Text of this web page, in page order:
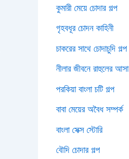
কুমারী মেয়ে চোদার গল্প
গৃহবধূর চোদন কাহিনী
চাকরের সাথে চোদাচুদি গল্প
নীলার জীবনে রাহুলের আসা
পরকিয়া বাংলা চটি গল্প
বাবা মেয়ের অবৈধ সম্পর্ক
বাংলা সেক্স স্টোরি
বৌদি চোদার গল্প